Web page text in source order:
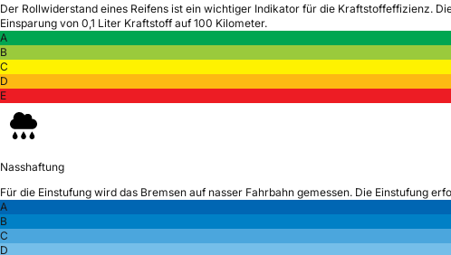
Der Rollwiderstand eines Reifens ist ein wichtiger Indikator für die Kraftstoffeffizienz.
Einsparung von 0,1 Liter Kraftstoff auf 100 Kilometer.
A
B
C
D
E
Nasshaftung
Für die Einstufung wird das Bremsen auf nasser Fahrbahn gemessen. Die Einstufung
A
B
C
D